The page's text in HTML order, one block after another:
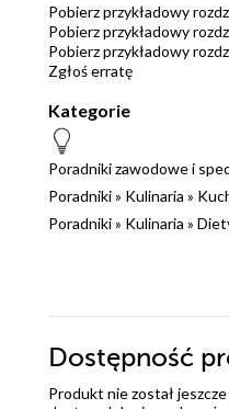
Pobierz przykładowy
Pobierz przykładowy
Pobierz przykładowy
Zgłoś erratę
Kategorie
Poradniki zawodowe i
Poradniki» Kulinaria »
Poradniki» Kulinaria »
Dostępność
Produkt nie został